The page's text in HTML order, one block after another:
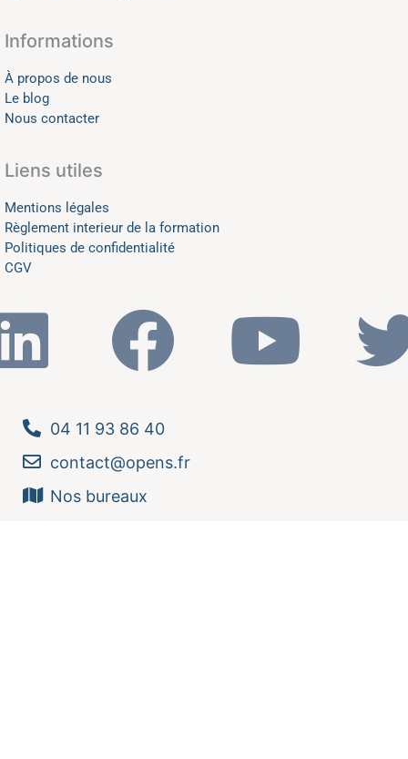
Informations
À propos de nous
Le blog
Nous contacter
Liens utiles
Mentions légales
Règlement interieur de la formation
Politiques de confidentialité
CGV
04 11 93 86 40
contact@opens.fr
Nos bureaux